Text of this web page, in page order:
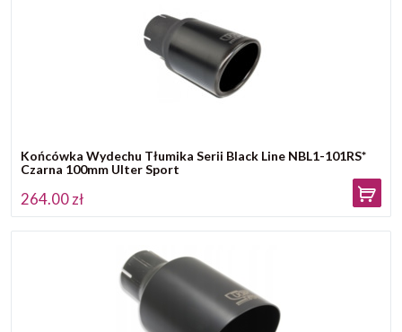
Końcówka Wydechu Tłumika Serii Black Line NBL1-101RS*
Czarna 100mm Ulter Sport
264.00 zł